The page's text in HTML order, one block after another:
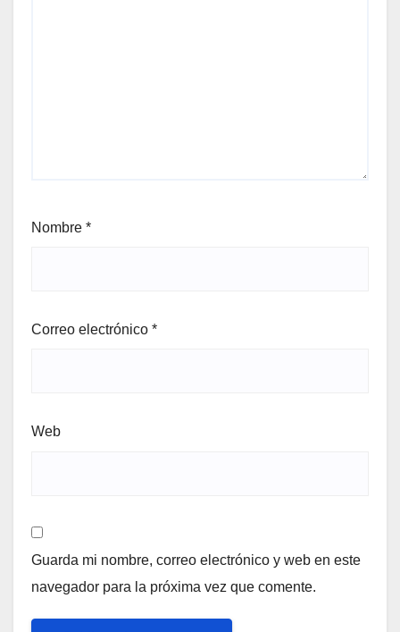
Nombre *
Correo electrónico *
Web
Guarda mi nombre, correo electrónico y web en este
navegador para la próxima vez que comente.